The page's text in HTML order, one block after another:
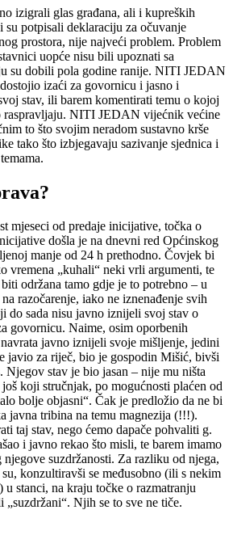
izigrali glas građana, ali i kupreških
potpisali deklaraciju za očuvanje
prostora, nije najveći problem. Problem
uopće nisu bili upoznati sa
su dobili pola godine ranije. NITI JEDAN
izaći za govornicu i jasno i
stav, ili barem komentirati temu o kojoj
raspravljaju. NITI JEDAN vijećnik većine
to što svojim neradom sustavno krše
tako što izbjegavaju sazivanje sjednica i
mjeseci od predaje inicijative, točka o
došla je na dnevni red Općinskog
manje od 24 h prethodno. Čovjek bi
vremena „kuhali“ neki vrli argumenti, te
održana tamo gdje je to potrebno – u
razočarenje, iako ne iznenađenje svih
do sada nisu javno iznijeli svoj stav o
govornicu. Naime, osim oporbenih
javno iznijeli svoje mišljenje, jedini
javio za riječ, bio je gospodin Mišić, bivši
stav je bio jasan – nije mu ništa
koji stručnjak, po mogućnosti plaćen od
bolje objasni“. Čak je predložio da ne bi
javna tribina na temu magnezija (!!!).
taj stav, nego ćemo dapače pohvaliti g.
i javno rekao što misli, te barem imamo
suzdržanosti. Za razliku od njega,
konzultiravši se međusobno (ili s nekim
stanci, na kraju točke o razmatranju
Njih se to sve ne tiče.